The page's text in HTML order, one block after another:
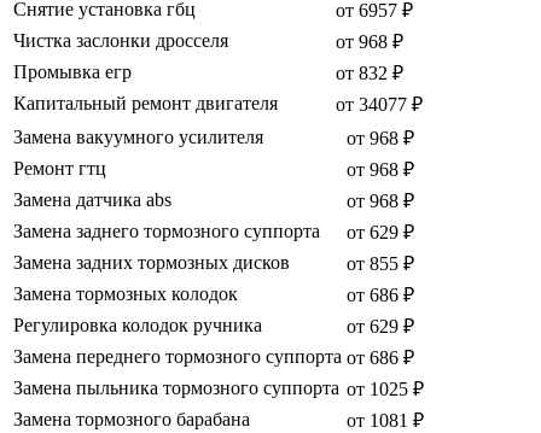
Снятие установка гбц
от 6957 ₽
Чистка заслонки дросселя
от 968 ₽
Промывка егр
от 832 ₽
Капитальный ремонт двигателя
от 34077 ₽
Замена вакуумного усилителя
от 968 ₽
Ремонт гтц
от 968 ₽
Замена датчика abs
от 968 ₽
Замена заднего тормозного суппорта
от 629 ₽
Замена задних тормозных дисков
от 855 ₽
Замена тормозных колодок
от 686 ₽
Регулировка колодок ручника
от 629 ₽
Замена переднего тормозного суппорта от 686 ₽
Замена пыльника тормозного суппорта от 1025 ₽
Замена тормозного барабана
от 1081 ₽